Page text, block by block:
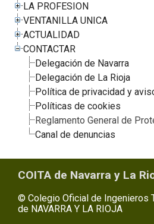
LA PROFESION
VENTANILLA UNICA
ACTUALIDAD
CONTACTAR
Delegación de Navarra
Delegación de La Rioja
Política de privacidad y
Políticas de cookies
Reglamento General de
Canal de denuncias
COITA de Navarra y La
© Colegio Oficial de Ingenieros
de NAVARRA Y LA RIOJA